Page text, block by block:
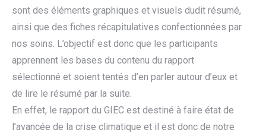
sont des éléments graphiques et visuels dudit résumé,
ainsi que des fiches récapitulatives confectionnées par
nos soins. L’objectif est donc que les participants
apprennent les bases du contenu du rapport
sélectionné et soient tentés d’en parler autour d’eux et
de lire le résumé par la suite.
En effet, le rapport du GIEC est destiné à faire état de
l’avancée de la crise climatique et il est donc de notre